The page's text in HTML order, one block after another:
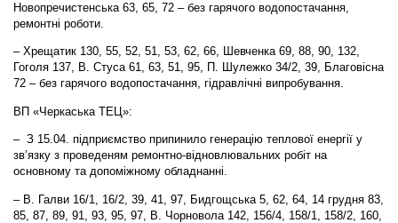
Новопречистенська 63, 65, 72 – без гарячого водопостачання,
ремонтні роботи.
– Хрещатик 130, 55, 52, 51, 53, 62, 66, Шевченка 69, 88, 90, 132,
Гоголя 137, В. Стуса 61, 63, 51, 95, П. Шулежко 34/2, 39, Благовісна
72 – без гарячого водопостачання, гідравлічні випробування.
ВП «Черкаська ТЕЦ»:
– З 15.04. підприємство припинило генерацію теплової енергії у
зв’язку з проведеням ремонтно-відновлювальних робіт на
основному та допоміжному обладнанні.
– В. Галви 16/1, 16/2, 39, 41, 97, Бидгощська 5, 62, 64, 14 грудня 83,
85, 87, 89, 91, 93, 95, 97, В. Чорновола 142, 156/4, 158/1, 158/2, 160,